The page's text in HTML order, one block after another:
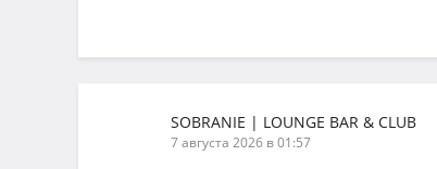
SOBRANIE | LOUNGE BAR & CLUB
7 августа 2026 в 01:57